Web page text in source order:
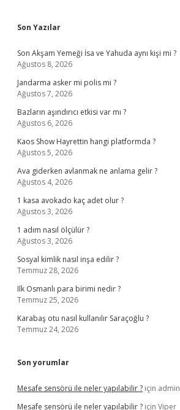
Sidebar
Son Yazılar
Son Akşam Yemeği İsa ve Yahuda aynı kişi mi ?
Ağustos 8, 2026
Jandarma asker mi polis mi ?
Ağustos 7, 2026
Bazların aşındırıcı etkisi var mı ?
Ağustos 6, 2026
Kaos Show Hayrettin hangi platformda ?
Ağustos 5, 2026
Ava giderken avlanmak ne anlama gelir ?
Ağustos 4, 2026
1 kasa avokado kaç adet olur ?
Ağustos 3, 2026
1 adım nasıl ölçülür ?
Ağustos 3, 2026
Sosyal kimlik nasıl inşa edilir ?
Temmuz 28, 2026
Ilk Osmanlı para birimi nedir ?
Temmuz 25, 2026
Karabaş otu nasıl kullanılır Saraçoğlu ?
Temmuz 24, 2026
Son yorumlar
Mesafe sensörü ile neler yapılabilir ? için admin
Mesafe sensörü ile neler yapılabilir ? için Viper